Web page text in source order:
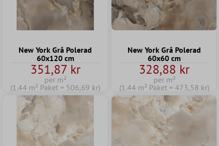
New York Grå Polerad
60x120 cm
351,87 kr
per m²
(1.44 m² Paket = 506,69 kr)
New York Grå Polerad
60x60 cm
328,88 kr
per m²
(1.44 m² Paket = 473,58 kr)